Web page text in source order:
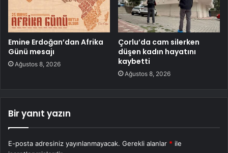
Emine Erdoğan’dan Afrika
Günü mesajı
Ağustos 8, 2026
Çorlu’da cam silerken
düşen kadın hayatını
kaybetti
Ağustos 8, 2026
Bir yanıt yazın
E-posta adresiniz yayınlanmayacak. Gerekli alanlar * ile